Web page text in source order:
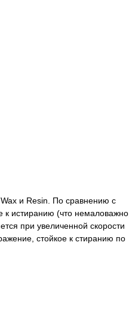
и Resin. По сравнению с
истиранию (что немаловажно,
при увеличенной скорости
стойкое к стиранию по